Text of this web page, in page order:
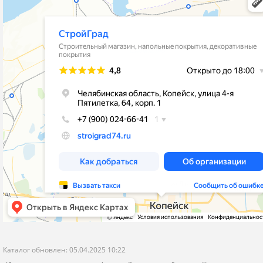
Я даю согласие на обработку моих персональных данных
ОПУБЛИКОВАТЬ
Нажатием на кнопку «Опубликовать» я даю свое согласие на обработку
персональных данных в соответствии суказанными условиями.
Новости
Политика конфиденциальности
stroygrad.kopeysk@mail.ru
Челябинская обл.,г.Копейск , ул.4-
Пятилетки,64,рынок"Народный Двор"
корпус 1- Стройматериалы и Отделка
корпус 2 - Кафель и Сантехника
пн-пт с 9-00 до 19-00
сб-вс с 9-00 до 18-00
Каталог обновлен: 05.04.2025 10:22